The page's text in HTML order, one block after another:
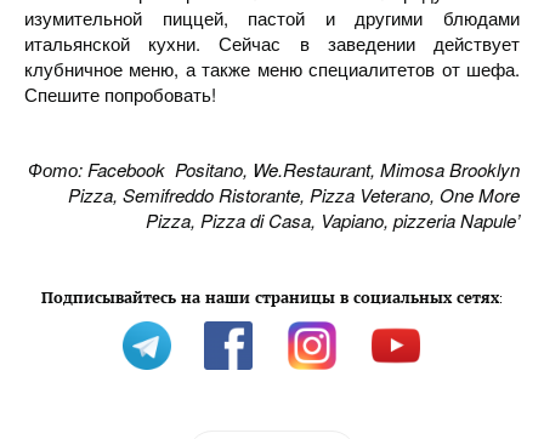
изумительной пиццей, пастой и другими блюдами
итальянской кухни. Сейчас в заведении действует
клубничное меню, а также меню специалитетов от шефа.
Спешите попробовать!
Фото: Facebook Positano, We.Restaurant, Mimosa Brooklyn
Pizza, Semifreddo Ristorante, Pizza Veterano, One More
Pizza, Pizza di Casa, Vapiano, pizzeria Napule’
Подписывайтесь на наши страницы в социальных сетях: